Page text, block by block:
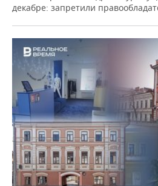
декабре: запретили